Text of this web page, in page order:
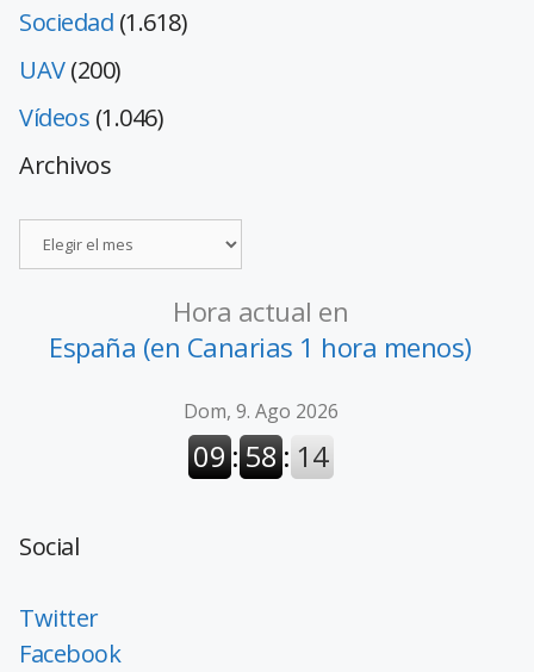
Sociedad (1.618)
UAV(200)
Vídeos (1.046)
Archivos
Hora actual en
España (en Canarias 1 hora menos)
Social
Twitter
Facebook